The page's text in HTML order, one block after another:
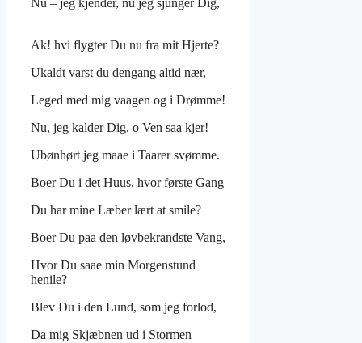
Nu – jeg kjender, nu jeg sjunger Dig,
–
Ak! hvi flygter Du nu fra mit Hjerte?
Ukaldt varst du dengang altid nær,
Leged med mig vaagen og i Drømme!
Nu, jeg kalder Dig, o Ven saa kjer! –
Ubønhørt jeg maae i Taarer svømme.
Boer Du i det Huus, hvor første Gang
Du har mine Læber lært at smile?
Boer Du paa den løvbekrandste Vang,
Hvor Du saae min Morgenstund
henile?
Blev Du i den Lund, som jeg forlod,
Da mig Skjæbnen ud i Stormen